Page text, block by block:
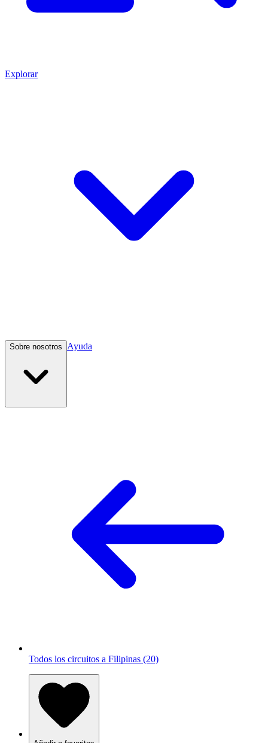
Explorar
Sobre nosotros Ayuda
Todos los circuitos a Filipinas (20)